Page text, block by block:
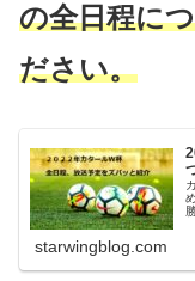
の全日程に
ださい。
starwingblog.com